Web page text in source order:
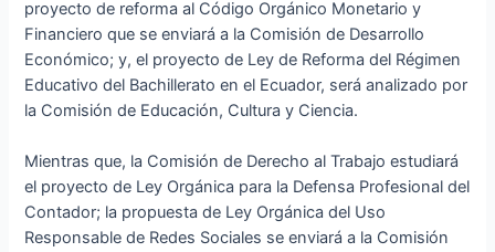
proyecto de reforma al Código Orgánico Monetario y
Financiero que se enviará a la Comisión de Desarrollo
Económico; y, el proyecto de Ley de Reforma del Régimen
Educativo del Bachillerato en el Ecuador, será analizado por
la Comisión de Educación, Cultura y Ciencia.
Mientras que, la Comisión de Derecho al Trabajo estudiará
el proyecto de Ley Orgánica para la Defensa Profesional del
Contador; la propuesta de Ley Orgánica del Uso
Responsable de Redes Sociales se enviará a la Comisión